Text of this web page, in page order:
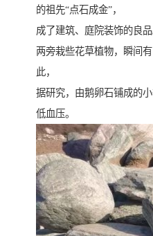
的祖先“点石成金”，
成了建筑、庭院装饰的良
两旁栽些花草植物，瞬间
此，
据研究，由鹅卵石铺成的
低血压。